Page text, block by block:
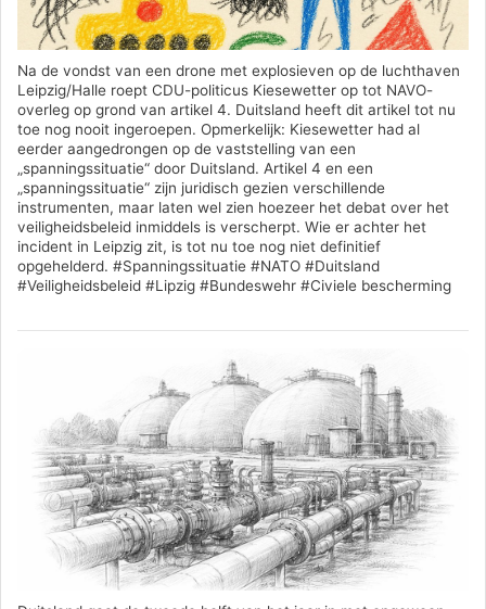
Na de vondst van een drone met explosieven op de luchthaven
Leipzig/Halle roept CDU-politicus Kiesewetter op tot NAVO-
overleg op grond van artikel 4. Duitsland heeft dit artikel tot nu
toe nog nooit ingeroepen. Opmerkelijk: Kiesewetter had al
eerder aangedrongen op de vaststelling van een
„spanningssituatie“ door Duitsland. Artikel 4 en een
„spanningssituatie“ zijn juridisch gezien verschillende
instrumenten, maar laten wel zien hoezeer het debat over het
veiligheidsbeleid inmiddels is verscherpt. Wie er achter het
incident in Leipzig zit, is tot nu toe nog niet definitief
opgehelderd. #Spanningssituatie #NATO #Duitsland
#Veiligheidsbeleid #Lipzig #Bundeswehr #Civiele bescherming